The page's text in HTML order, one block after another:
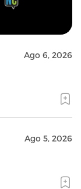
Ago 6, 2026
Ago 5, 2026